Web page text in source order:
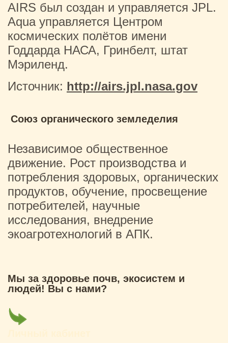
AIRS был создан и управляется JPL.
Aqua управляется Центром
космических полётов имени
Годдарда НАСА, Гринбелт, штат
Мэриленд.
Источник: http://airs.jpl.nasa.gov
Союз органического земледелия
Независимое общественное
движение. Рост производства и
потребления здоровых, органических
продуктов, обучение, просвещение
потребителей, научные
исследования, внедрение
экоагротехнологий в АПК.
Мы за здоровье почв, экосистем и
людей! Вы с нами?